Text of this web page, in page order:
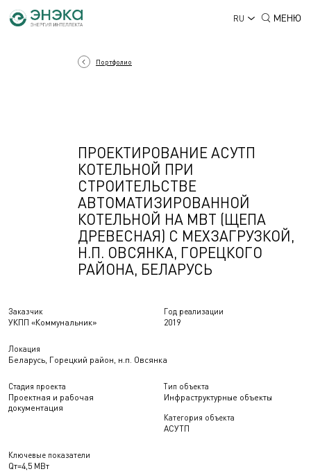
RU МЕНЮ
Заказчик
УКПП «Коммунальник»
Год реализации
2019
Локация
Беларусь, Горецкий район, н.п. Овсянка
Стадия проекта
Проектная и рабочая
документация
Тип объекта
Инфраструктурные объекты
Категория объекта
АСУТП
Ключевые показатели
Qт=4,5 МВт
Портфолио
ПРОЕКТИРОВАНИЕ АСУТП
КОТЕЛЬНОЙ ПРИ
СТРОИТЕЛЬСТВЕ
АВТОМАТИЗИРОВАННОЙ
КОТЕЛЬНОЙ НА МВТ (ЩЕПА
ДРЕВЕСНАЯ) С МЕХЗАГРУЗКОЙ,
Н.П. ОВСЯНКА, ГОРЕЦКОГО
РАЙОНА, БЕЛАРУСЬ